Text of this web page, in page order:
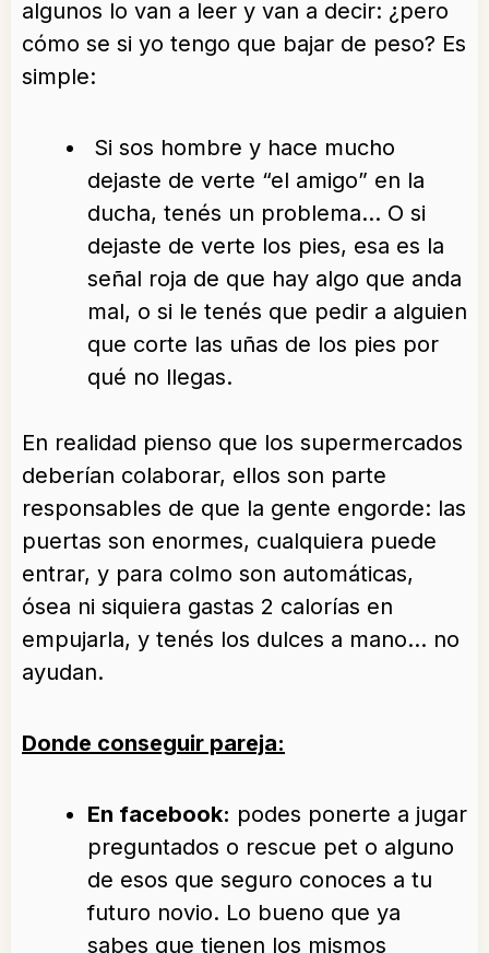
algunos lo van a leer y van a decir: ¿pero
cómo se si yo tengo que bajar de peso? Es
simple:
Si sos hombre y hace mucho
dejaste de verte “el amigo” en la
ducha, tenés un problema… O si
dejaste de verte los pies, esa es la
señal roja de que hay algo que anda
mal, o si le tenés que pedir a alguien
que corte las uñas de los pies por
qué no llegas.
En realidad pienso que los supermercados
deberían colaborar, ellos son parte
responsables de que la gente engorde: las
puertas son enormes, cualquiera puede
entrar, y para colmo son automáticas,
ósea ni siquiera gastas 2 calorías en
empujarla, y tenés los dulces a mano… no
ayudan.
Donde conseguir pareja:
En facebook: podes ponerte a jugar
preguntados o rescue pet o alguno
de esos que seguro conoces a tu
futuro novio. Lo bueno que ya
sabes que tienen los mismos